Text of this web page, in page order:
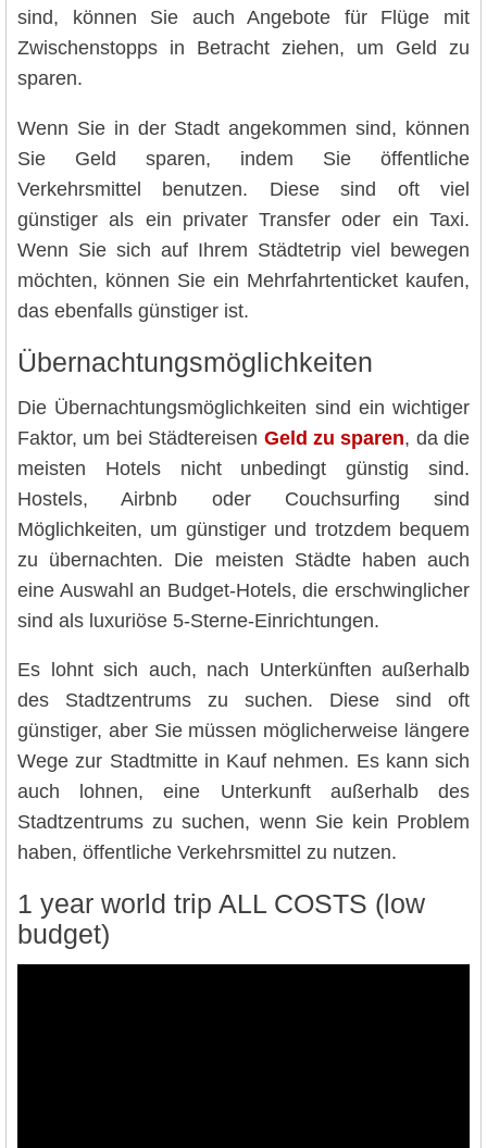
sind, können Sie auch Angebote für Flüge mit
Zwischenstopps in Betracht ziehen, um Geld zu
sparen.
Wenn Sie in der Stadt angekommen sind, können
Sie Geld sparen, indem Sie öffentliche
Verkehrsmittel benutzen. Diese sind oft viel
günstiger als ein privater Transfer oder ein Taxi.
Wenn Sie sich auf Ihrem Städtetrip viel bewegen
möchten, können Sie ein Mehrfahrtenticket kaufen,
das ebenfalls günstiger ist.
Übernachtungsmöglichkeiten
Die Übernachtungsmöglichkeiten sind ein wichtiger
Faktor, um bei Städtereisen Geld zu sparen, da die
meisten Hotels nicht unbedingt günstig sind.
Hostels, Airbnb oder Couchsurfing sind
Möglichkeiten, um günstiger und trotzdem bequem
zu übernachten. Die meisten Städte haben auch
eine Auswahl an Budget-Hotels, die erschwinglicher
sind als luxuriöse 5-Sterne-Einrichtungen.
Es lohnt sich auch, nach Unterkünften außerhalb
des Stadtzentrums zu suchen. Diese sind oft
günstiger, aber Sie müssen möglicherweise längere
Wege zur Stadtmitte in Kauf nehmen. Es kann sich
auch lohnen, eine Unterkunft außerhalb des
Stadtzentrums zu suchen, wenn Sie kein Problem
haben, öffentliche Verkehrsmittel zu nutzen.
1 year world trip ALL COSTS (low
budget)